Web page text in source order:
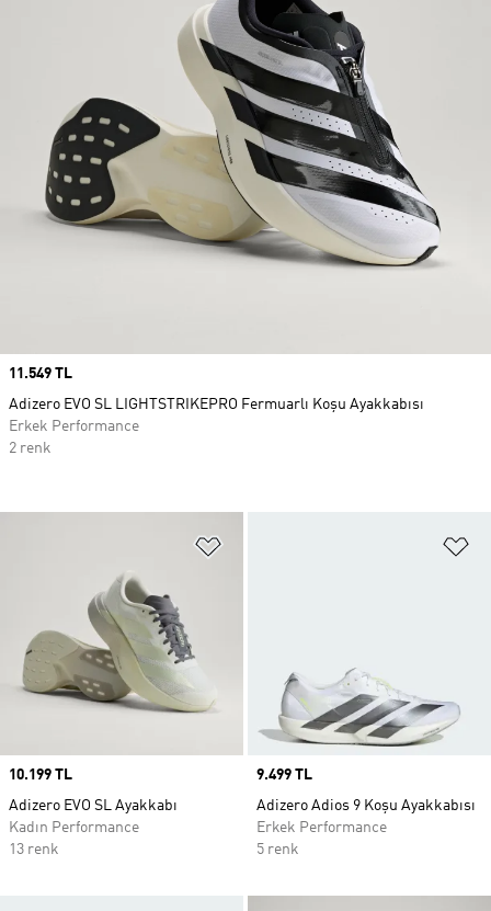
Price
10.199 TL
Adizero EVO SL Ayakkabı
Kadın Performance
13 renk
Price
9.499 TL
Adizero Adios 9 Koşu Ayakkabısı
Erkek Performance
5 renk
Price
11.549 TL
Adizero EVO SL LIGHTSTRIKEPRO Fermuarlı Koşu Ayakkabısı
Erkek Performance
2 renk